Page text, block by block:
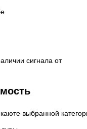
сигнала от
выбранной